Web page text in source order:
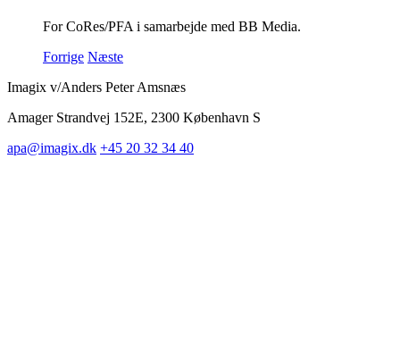
For CoRes/PFA i samarbejde med BB Media.
Forrige Næste
Imagix v/Anders Peter Amsnæs
Amager Strandvej 152E, 2300 København S
apa@imagix.dk +45 20 32 34 40